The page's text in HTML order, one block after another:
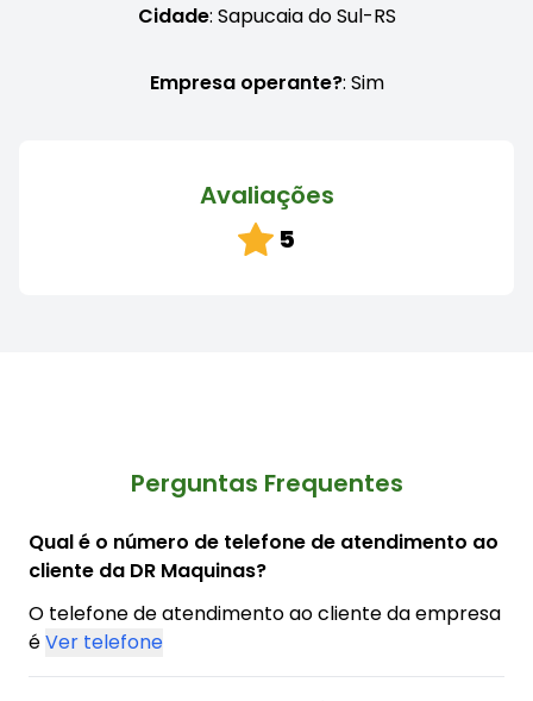
Cidade: Sapucaia do Sul-RS
Empresa operante?: Sim
Avaliações
5
Perguntas Frequentes
Qual é o número de telefone de atendimento ao
cliente da DR Maquinas?
O telefone de atendimento ao cliente da empresa
éVer telefone